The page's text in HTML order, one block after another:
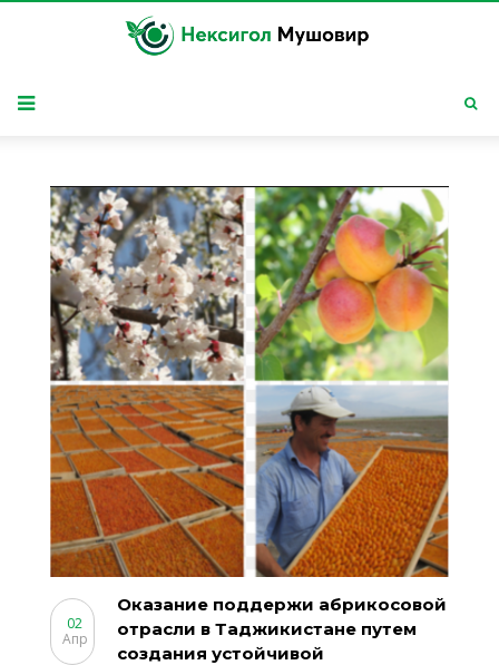
Оказание поддержи абрикосовой
отрасли в Таджикистане путем
создания устойчивой
02
Апр